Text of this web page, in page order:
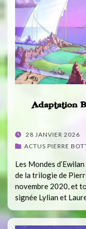
Adaptation
POSTED
ON
28 JANVIER 2026
ACTUS PIERRE
Les Mondes
de la trilogie de
novembre 2020, et
signée Lylian et